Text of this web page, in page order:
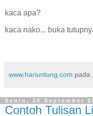
kaca apa?
kaca nako... buka
www.hariuntung.com pada
Senin, 20 September
Contoh Tulisan